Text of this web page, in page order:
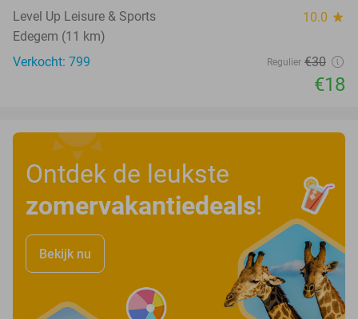
Level Up Leisure & Sports 10.0 star
Edegem (11 km)
Verkocht: 799
Regulier €30
€18
Ontdek de leukste
zomervakantiedeals!
Bekijk nu